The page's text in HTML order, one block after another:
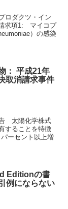
ロダクツ・イン
求項1: マイコプ
）の感染
： 平成21年
取消請求事件
太陽化学株式
することを特徴
ーセント以上増
Editionの書
例にならない